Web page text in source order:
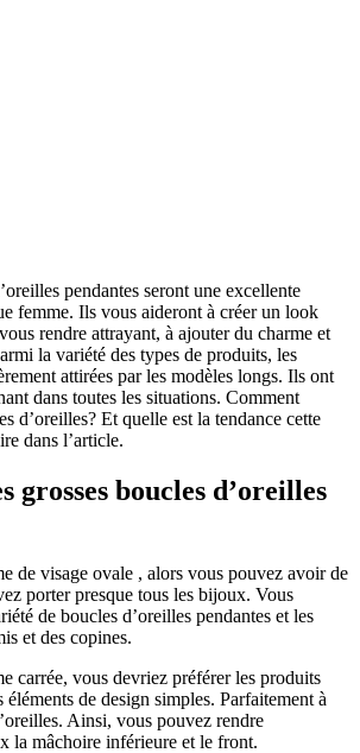
pendantes seront une excellente
femme. Ils vous aideront à créer un look
rendre attrayant, à ajouter du charme et
la variété des types de produits, les
attirées par les modèles longs. Ils ont
dans toutes les situations. Comment
d’oreilles? Et quelle est la tendance cette
dans l’article.
grosses boucles d’oreilles
de visage ovale , alors vous pouvez avoir de
porter presque tous les bijoux. Vous
de boucles d’oreilles pendantes et les
et des copines.
carrée, vous devriez préférer les produits
éléments de design simples. Parfaitement à
Ainsi, vous pouvez rendre
la mâchoire inférieure et le front.